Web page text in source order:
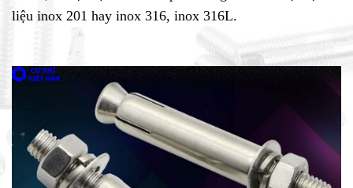
liệu inox 201 hay inox 316, inox 316L.